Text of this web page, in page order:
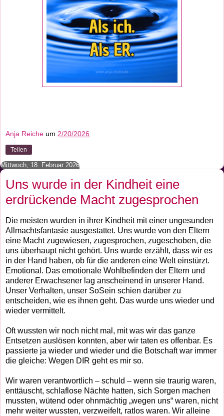
Anja Reiche um 2/20/2026
Teilen
Mittwoch, 18. Februar 2026
Uns wurde in der Kindheit eine
erdrückende Macht zugesprochen
Die meisten wurden in ihrer Kindheit mit einer ungesunden
Allmachtsfantasie ausgestattet. Uns wurde von den Eltern
eine Macht zugewiesen, zugesprochen, zugeschoben, die
uns überhaupt nicht gehört. Uns wurde erzählt, dass wir es
in der Hand haben, ob für die anderen eine Welt einstürzt.
Emotional. Das emotionale Wohlbefinden der Eltern und
anderer Erwachsener lag anscheinend in unserer Hand.
Unser Verhalten, unser SoSein schien darüber zu
entscheiden, wie es ihnen geht. Das wurde uns wieder und
wieder vermittelt.
Oft wussten wir noch nicht mal, mit was wir das ganze
Entsetzen auslösen konnten, aber wir taten es offenbar. Es
passierte ja wieder und wieder und die Botschaft war immer
die gleiche: Wegen DIR geht es mir so.
Wir waren verantwortlich – schuld – wenn sie traurig waren,
enttäuscht, schlaflose Nächte hatten, sich Sorgen machen
mussten, wütend oder ohnmächtig „wegen uns“ waren, nicht
mehr weiter wussten, verzweifelt, ratlos waren. Wir alleine